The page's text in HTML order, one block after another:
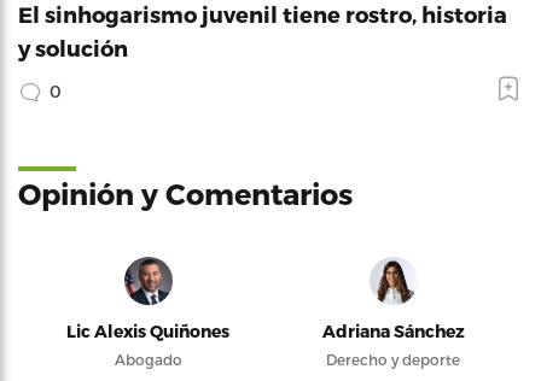
El sinhogarismo juvenil tiene rostro, historia
y solución
0
Opinión y Comentarios
Lic Alexis Quiñones
Abogado
Adriana Sánchez
Derecho y deporte